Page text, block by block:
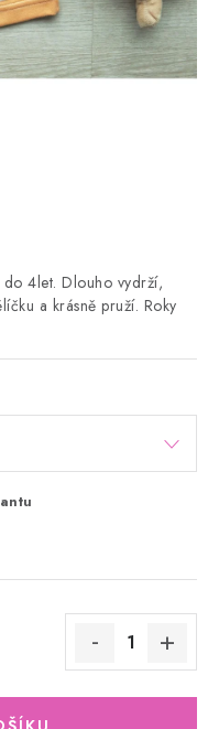
a platba
4let. Dlouho vydrží,
a krásně pruží. Roky